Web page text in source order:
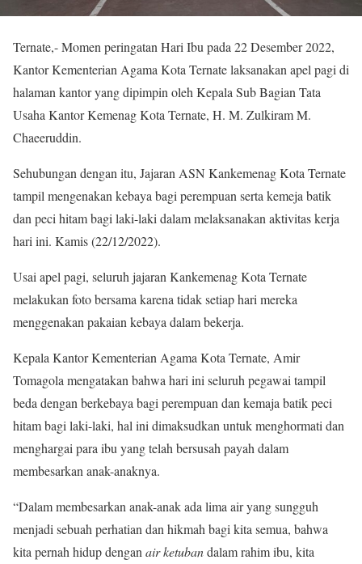
Ternate,- Momen peringatan Hari Ibu pada 22 Desember 2022,
Kantor Kementerian Agama Kota Ternate laksanakan apel pagi di
halaman kantor yang dipimpin oleh Kepala Sub Bagian Tata
Usaha Kantor Kemenag Kota Ternate, H. M. Zulkiram M.
Chaeeruddin.
Sehubungan dengan itu, Jajaran ASN Kankemenag Kota Ternate
tampil mengenakan kebaya bagi perempuan serta kemeja batik
dan peci hitam bagi laki-laki dalam melaksanakan aktivitas kerja
hari ini. Kamis (22/12/2022).
Usai apel pagi, seluruh jajaran Kankemenag Kota Ternate
melakukan foto bersama karena tidak setiap hari mereka
menggenakan pakaian kebaya dalam bekerja.
Kepala Kantor Kementerian Agama Kota Ternate, Amir
Tomagola mengatakan bahwa hari ini seluruh pegawai tampil
beda dengan berkebaya bagi perempuan dan kemaja batik peci
hitam bagi laki-laki, hal ini dimaksudkan untuk menghormati dan
menghargai para ibu yang telah bersusah payah dalam
membesarkan anak-anaknya.
“Dalam membesarkan anak-anak ada lima air yang sungguh
menjadi sebuah perhatian dan hikmah bagi kita semua, bahwa
kita pernah hidup denganair ketubandalam rahim ibu, kita